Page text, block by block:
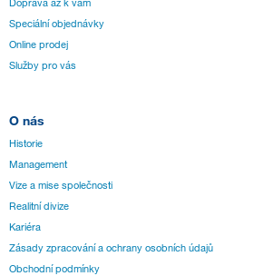
Doprava až k vám
Speciální objednávky
Online prodej
Služby pro vás
O nás
Historie
Management
Vize a mise společnosti
Realitní divize
Kariéra
Zásady zpracování a ochrany osobních údajů
Obchodní podmínky